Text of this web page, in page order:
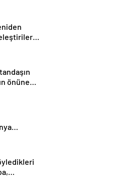
önüne